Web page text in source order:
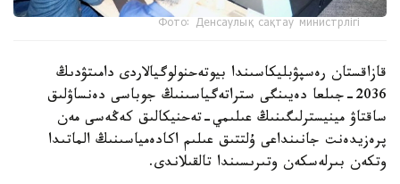
Фото: Денсаулық сақтау министрлігі
قازاقستان رەسپۋبليكاسىندا بيوتەحنولوگيالاردى دامىتۋدىڭ
2036-جىلعا دەيىنگى ستراتەگياسىنىڭ جوباسى دەنساۋلىق
ساقتاۋ مينيسترلىگىنىڭ عىلىمي-تەحنيكالىق كەڭەسى مەن
پرەزيدەنت جانىنداعى ۇلتتىق عىلىم اكادەمياسىنىڭ الماتىدا
وتكەن بىرلەسكەن وتىرىسىندا تالقىلاندى.